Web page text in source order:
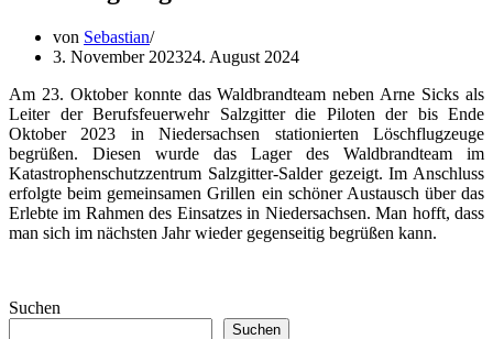
von Sebastian
3. November 202324. August 2024
Am 23. Oktober konnte das Waldbrandteam neben Arne Sicks als
Leiter der Berufsfeuerwehr Salzgitter die Piloten der bis Ende
Oktober 2023 in Niedersachsen stationierten Löschflugzeuge
begrüßen. Diesen wurde das Lager des Waldbrandteam im
Katastrophenschutzzentrum Salzgitter-Salder gezeigt. Im Anschluss
erfolgte beim gemeinsamen Grillen ein schöner Austausch über das
Erlebte im Rahmen des Einsatzes in Niedersachsen. Man hofft, dass
man sich im nächsten Jahr wieder gegenseitig begrüßen kann.
Suchen
Suchen